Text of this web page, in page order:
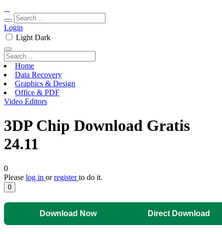
Login
Light Dark
Home
Data Recovery
Graphics & Design
Office & PDF
Video Editors
3DP Chip Download Gratis
24.11
0
Please log in orregisterto do it.
0
Download Now Direct Download